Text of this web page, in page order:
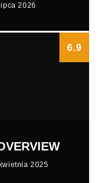
2026
6.9
2025